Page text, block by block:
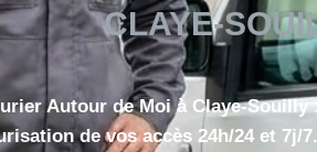
CLAYE-
Autour de Moi à Claye-Souilly
de vos accès 24h/24 et 7j/